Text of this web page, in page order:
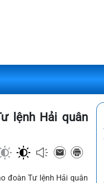
lệnh Hải quân
đoàn Tư lệnh Hải quân